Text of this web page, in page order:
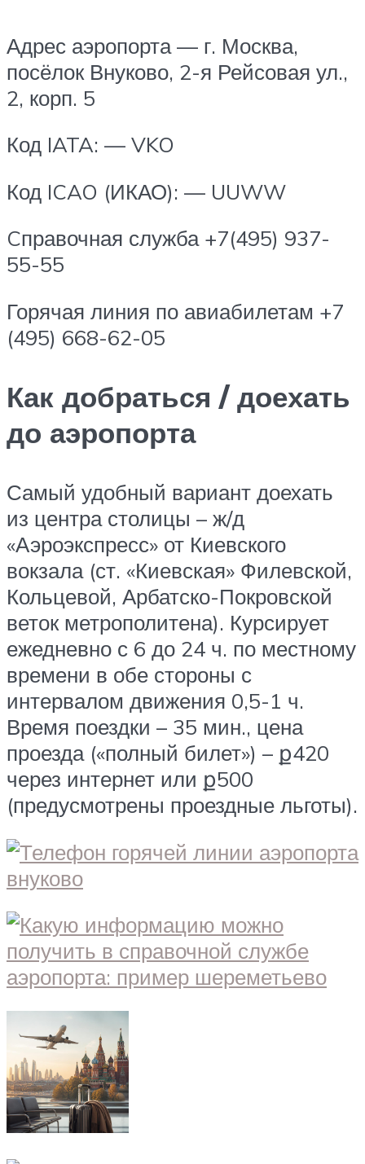
Адрес аэропорта — г. Москва,
посёлок Внуково, 2-я Рейсовая ул.,
2, корп. 5
Код IATA: — VKO
Код ICAO (ИКАО): — UUWW
Cправочная служба +7(495) 937-
55-55
Горячая линия по авиабилетам +7
(495) 668-62-05
Как добраться / доехать
до аэропорта
Самый удобный вариант доехать
из центра столицы – ж/д
«Аэроэкспресс» от Киевского
вокзала (ст. «Киевская» Филевской,
Кольцевой, Арбатско-Покровской
веток метрополитена). Курсирует
ежедневно с 6 до 24 ч. по местному
времени в обе стороны с
интервалом движения 0,5-1 ч.
Время поездки – 35 мин., цена
проезда («полный билет») – ք420
через интернет или ք500
(предусмотрены проездные льготы).